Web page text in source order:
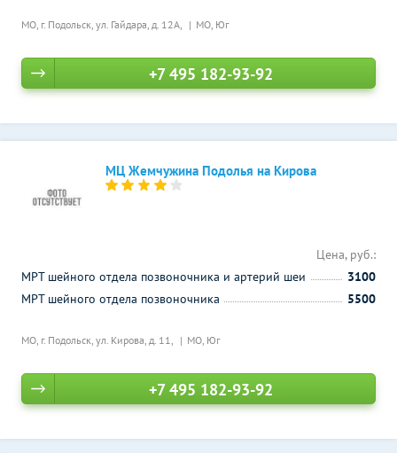
МО, г. Подольск, ул. Гайдара, д. 12А, МО, Юг
+7 495 182-93-92
МЦ Жемчужина Подолья на Кирова
МО, г. Подольск, ул. Кирова, д. 11, МО, Юг
Цена, руб.:
МРТ шейного отдела позвоночника и артерий шеи
3100
МРТ шейного отдела позвоночника
5500
+7 495 182-93-92